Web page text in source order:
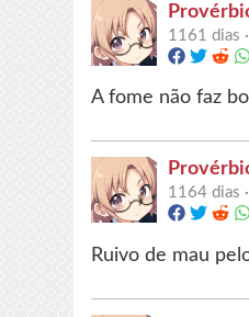
1161 dias ·
A fome não faz
1164 dias
Ruivo de mau